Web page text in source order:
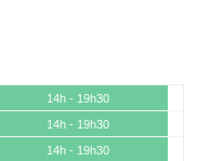
14h - 19h30
14h - 19h30
14h - 19h30